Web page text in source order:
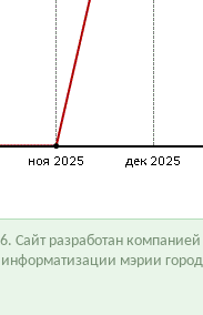
Сайт разработан компанией
мэрии